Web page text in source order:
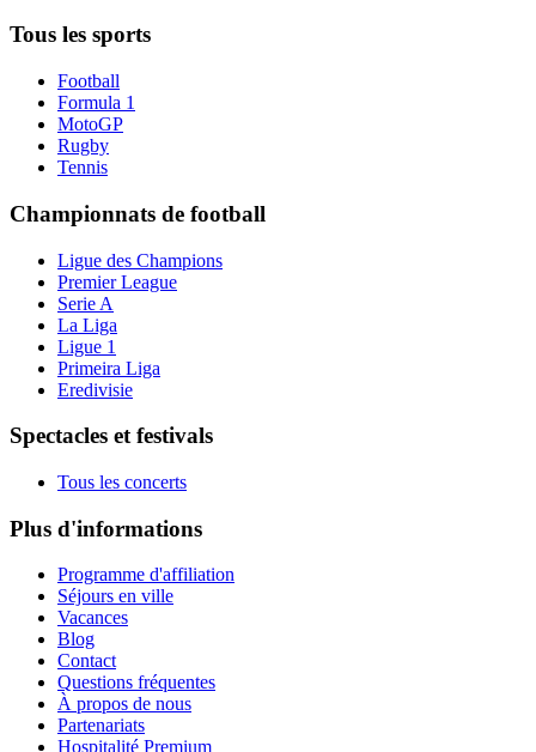
Tous les sports
Football
Formula 1
MotoGP
Rugby
Tennis
Championnats de football
Ligue des Champions
Premier League
Serie A
La Liga
Ligue 1
Primeira Liga
Eredivisie
Spectacles et festivals
Tous les concerts
Plus d'informations
Programme d'affiliation
Séjours en ville
Vacances
Blog
Contact
Questions fréquentes
À propos de nous
Partenariats
Hospitalité Premium